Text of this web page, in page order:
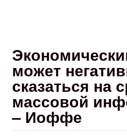
может
сказаться на
массовой
– Иоффе